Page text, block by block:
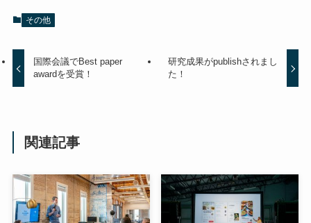
その他
国際会議でBest paper
awardを受賞！
研究成果がpublishされまし
た！
関連記事